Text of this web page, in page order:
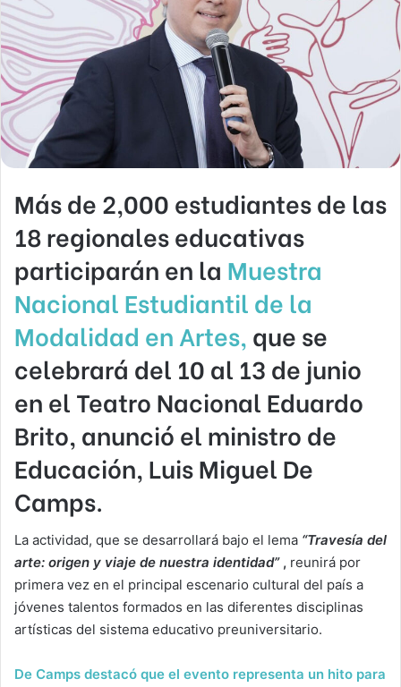
Más de 2,000 estudiantes de las
18 regionales educativas
participarán en la Muestra
Nacional Estudiantil de la
Modalidad en Artes, que se
celebrará del 10 al 13 de junio
en el Teatro Nacional Eduardo
Brito, anunció el ministro de
Educación, Luis Miguel De
Camps.
La actividad, que se desarrollará bajo el lema “Travesía del
arte: origen y viaje de nuestra identidad”, reunirá por
primera vez en el principal escenario cultural del país a
jóvenes talentos formados en las diferentes disciplinas
artísticas del sistema educativo preuniversitario.
De Camps destacó que el evento representa un hito para